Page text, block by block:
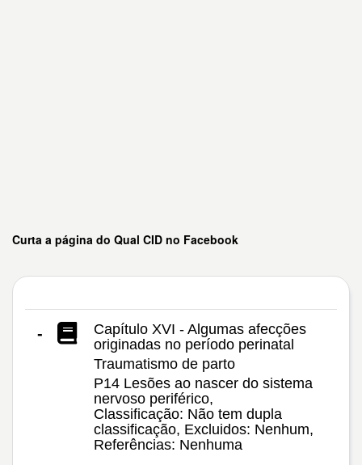
Curta a página do Qual CID no Facebook
-
Capítulo XVI - Algumas afecções
originadas no período perinatal
Traumatismo de parto
P14 Lesões ao nascer do sistema
nervoso periférico,
Classificação: Não tem dupla
classificação, Excluidos: Nenhum,
Referências: Nenhuma